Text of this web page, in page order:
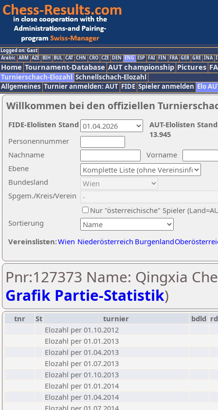
Logged on: Gast
Arabic ARM AZE BIH BUL CAT CHN CRO CZE DEN ENG ESP FAI FIN FRA GER GRE INA
Home Tournament-Database AUT championship Pictures
Turnierschach-Elozahl Schnellschach-Elozahl
Allgemeines Turnier anmelden: AUT FIDE Spieler anmelden Elo
Willkommen bei den offiziellen
Nachname
Vorname
Ebene
Sortierung
Personennummer
Bundesland
Spgem./Kreis/Verein
Nur "österreichische" Spieler
Vereinslisten:Wien Niederösterreich Burgenland
AUT-Elolisten
13.945
FIDE-Elolisten Stand
Pnr:127373 Name: Qingxia
Grafik Partie-Statistik)
tnr St turnier bdld rd
Elozahl per 01.10.2012
Elozahl per 01.01.2013
Elozahl per 01.04.2013
Elozahl per 01.07.2013
Elozahl per 01.10.2013
Elozahl per 01.01.2014
Elozahl per 01.04.2014
Elozahl per 01.07.2014